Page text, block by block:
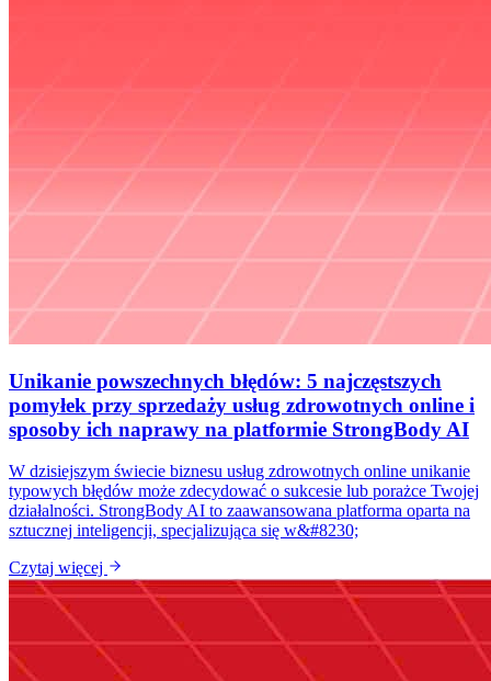
Unikanie powszechnych błędów: 5 najczęstszych
pomyłek przy sprzedaży usług zdrowotnych online i
sposoby ich naprawy na platformie StrongBody AI
W dzisiejszym świecie biznesu usług zdrowotnych online unikanie
typowych błędów może zdecydować o sukcesie lub porażce Twojej
działalności. StrongBody AI to zaawansowana platforma oparta na
sztucznej inteligencji, specjalizująca się w&#8230;
Czytaj więcej